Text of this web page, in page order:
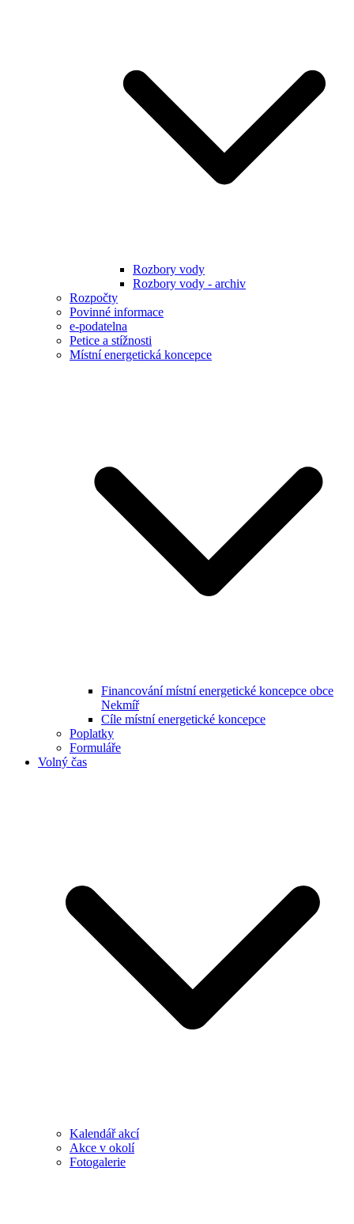
Rozbory vody
Rozbory vody - archiv
Rozpočty
Povinné informace
e-podatelna
Petice a stížnosti
Místní energetická koncepce
Financování místní energetické koncepce obce
Nekmíř
Cíle místní energetické koncepce
Poplatky
Formuláře
Volný čas
Kalendář akcí
Akce v okolí
Fotogalerie